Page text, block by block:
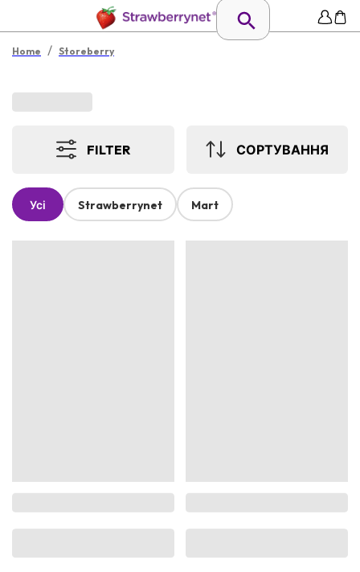
Home / Storeberry
FILTER СОРТУВАННЯ
Усі Strawberrynet Mart